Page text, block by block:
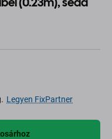
Legyen FixPartner